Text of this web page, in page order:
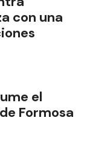
con una
el
Formosa